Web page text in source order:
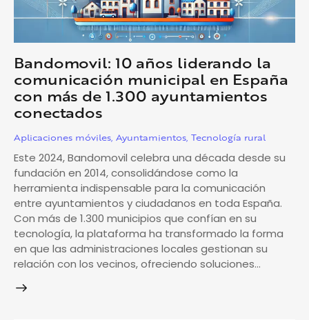
Bandomovil: 10 años liderando la
comunicación municipal en España
con más de 1.300 ayuntamientos
conectados
Aplicaciones móviles, Ayuntamientos, Tecnología rural
Este 2024, Bandomovil celebra una década desde su
fundación en 2014, consolidándose como la
herramienta indispensable para la comunicación
entre ayuntamientos y ciudadanos en toda España.
Con más de 1.300 municipios que confían en su
tecnología, la plataforma ha transformado la forma
en que las administraciones locales gestionan su
relación con los vecinos, ofreciendo soluciones…